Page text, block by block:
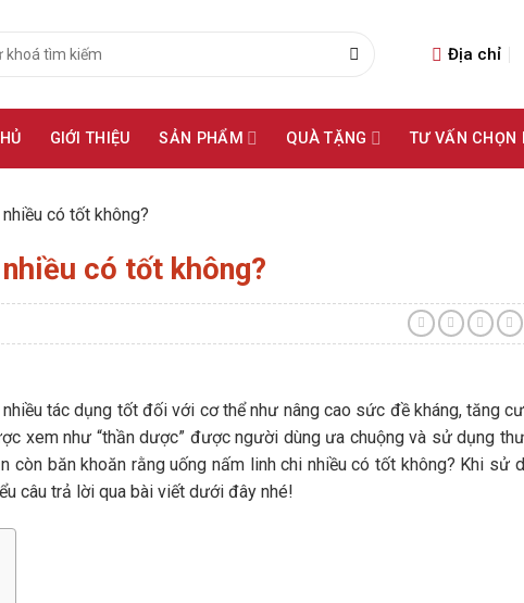
Địa chỉ
GIỚI THIỆU SẢN PHẨM QUÀ TẶNG TƯ VẤN CHỌN
có tốt không?
có tốt không?
tác dụng tốt đối với cơ thể như nâng cao sức đề kháng, tăng
xem như “thần dược” được người dùng ưa chuộng và sử dụng
còn băn khoăn rằng uống nấm linh chi nhiều có tốt không? Khi sử
câu trả lời qua bài viết dưới đây nhé!